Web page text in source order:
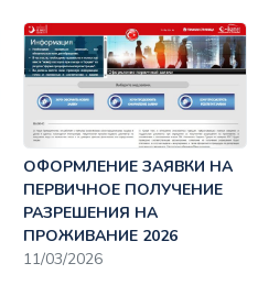
ОФОРМЛЕНИЕ ЗАЯВКИ НА
ПЕРВИЧНОЕ ПОЛУЧЕНИЕ
РАЗРЕШЕНИЯ НА
ПРОЖИВАНИЕ 2026
11/03/2026